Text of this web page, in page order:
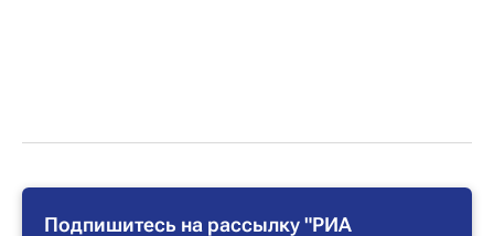
Подпишитесь на рассылку "РИА